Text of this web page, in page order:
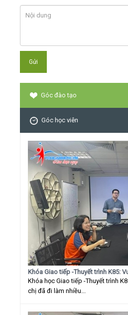
Góc đào tạo
Góc học viên
Khóa Giao tiếp -Thuyết trình K85:
Khóa học Giao tiếp -Thuyết trình
chị đã đi làm nhiều...